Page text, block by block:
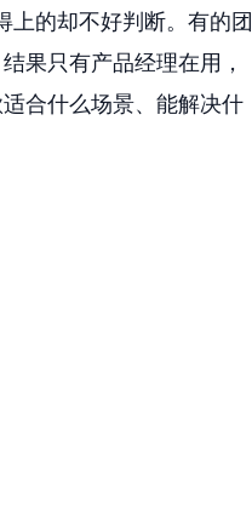
上的却不好判断。有的团
果只有产品经理在用，
合什么场景、能解决什